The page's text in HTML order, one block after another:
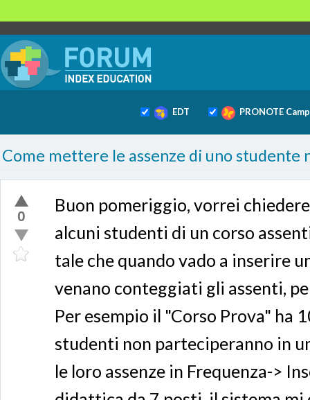
EDT PRONOTE
Come mettere le assenze di uno studente
0
Buon pomeriggio, vorrei
alcuni studenti di un corso
tale che quando vado a inserire
venano conteggiati gli assenti,
Per esempio il "Corso Prova" ha
studenti non parteciperanno in
le loro assenze in Frequenza->